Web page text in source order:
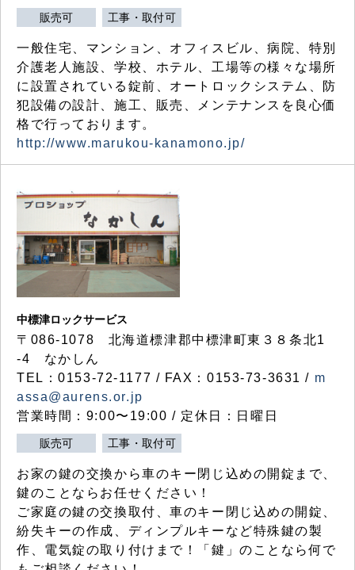
販売可 工事・取付可
一般住宅、マンション、オフィスビル、病院、特別
介護老人施設、学校、ホテル、工場等の様々な場所
に設置されている錠前、オートロックシステム、防
犯設備の設計、施工、販売、メンテナンスを良心価
格で行っております。
http://www.marukou-kanamono.jp/
中標津ロックサービス
〒086-1078 北海道標津郡中標津町東３８条北1
-4 なかしん
TEL：0153-72-1177 / FAX：0153-73-3631 / m
assa@aurens.or.jp
営業時間：9:00〜19:00 / 定休日：日曜日
販売可 工事・取付可
お家の鍵の交換から車のキー閉じ込めの開錠まで、
鍵のことならお任せください！
ご家庭の鍵の交換取付、車のキー閉じ込めの開錠、
紛失キーの作成、ディンプルキーなど特殊鍵の製
作、電気錠の取り付けまで！「鍵」のことなら何で